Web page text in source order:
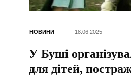
НОВИНИ 18.06.2025
У Буші
для дітей,